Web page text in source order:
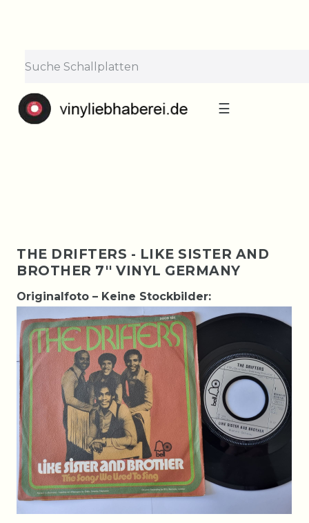
Bestellungen nehmen wir gerne entgegen —
der Versand startet wieder ab Montag, 31.
☰
THE DRIFTERS - LIKE SISTER AND
BROTHER 7'' VINYL GERMANY
Originalfoto – Keine Stockbilder: